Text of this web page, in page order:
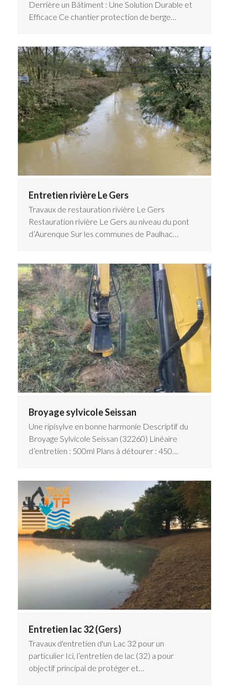
Derrière un Bâtiment : Une Solution Durable et
Efficace Ce chantier protection de berge…
Entretien rivière Le Gers
Travaux de restauration rivière Le Gers
Restauration rivière Le Gers au niveau du pont
d’Aurenque Sur les communes de Paulhac…
Broyage sylvicole Seissan
Une ripisylve en bonne harmonie Descriptif du
Broyage Sylvicole Seissan (32260) Linéaire
d’entretien : 500ml Plans à détourer : 450…
Entretien lac 32 (Gers)
Travaux d'entretien d'un Lac 32 pour un
particulier Ici, l’entretien de lac (32) a pour
objectif principal de protéger et…